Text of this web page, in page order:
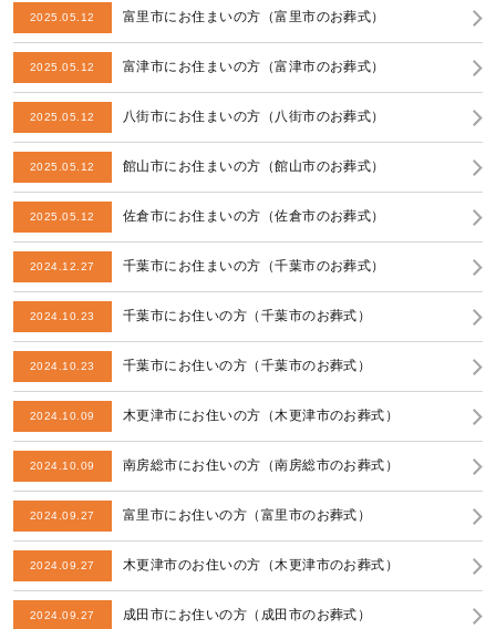
2025.05.12 富里市にお住まいの方（富里市のお葬式）
2025.05.12 富津市にお住まいの方（富津市のお葬式）
2025.05.12 八街市にお住まいの方（八街市のお葬式）
2025.05.12 館山市にお住まいの方（館山市のお葬式）
2025.05.12 佐倉市にお住まいの方（佐倉市のお葬式）
2024.12.27 千葉市にお住まいの方（千葉市のお葬式）
2024.10.23 千葉市にお住いの方（千葉市のお葬式）
2024.10.23 千葉市にお住いの方（千葉市のお葬式）
2024.10.09 木更津市にお住いの方（木更津市のお葬式）
2024.10.09 南房総市にお住いの方（南房総市のお葬式）
2024.09.27 富里市にお住いの方（富里市のお葬式）
2024.09.27 木更津市のお住いの方（木更津市のお葬式）
2024.09.27 成田市にお住いの方（成田市のお葬式）